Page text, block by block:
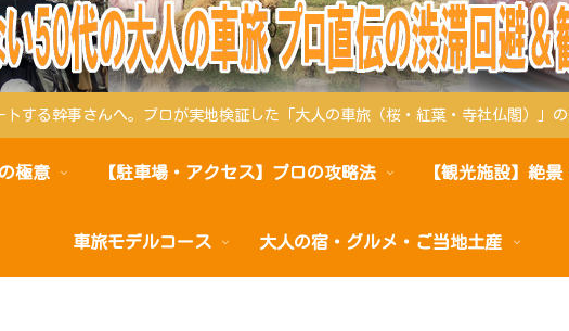
する幹事さんへ。プロが実地検証した「大人の車旅（桜・紅葉・寺社仏閣）」
極意 【駐車場・アクセス】プロの攻略法 【観光施設】絶
車旅モデルコース 大人の宿・グルメ・ご当地土産